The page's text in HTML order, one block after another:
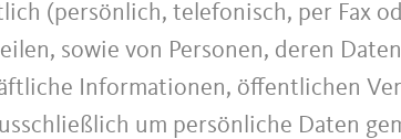
(persönlich, telefonisch, per Fax
sowie von Personen, deren
Informationen, öffentlichen
um persönliche Daten